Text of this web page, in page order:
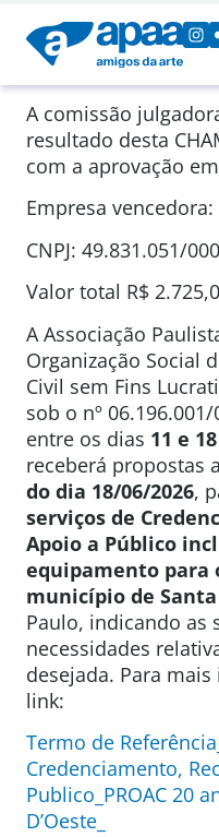
A comissão
resultado desta
com a aprovação em
Empresa
CNPJ: 49.831.051/
Valor total R$
A Associação
Organização Social
Civil sem Fins
sob o nº
entre os dias 11 e
receberá propostas
do dia 18/06/2026,
serviços de
Apoio a Público
equipamento para
município de Santa
Paulo, indicando as
necessidades
desejada. Para
link:
Termo de
Credenciamento,
Publico_PROAC 20
D’Oeste_